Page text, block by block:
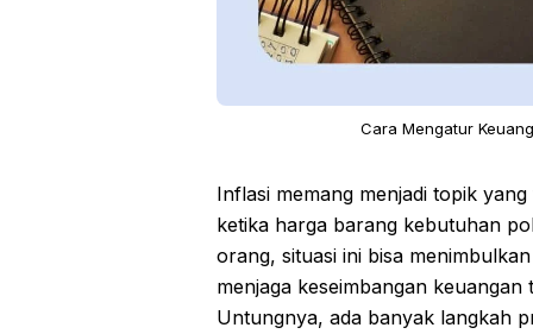
Cara Mengatur
Inflasi memang menjadi topik
ketika harga barang kebutuhan
orang, situasi ini bisa
menjaga keseimbangan
Untungnya, ada banyak langkah